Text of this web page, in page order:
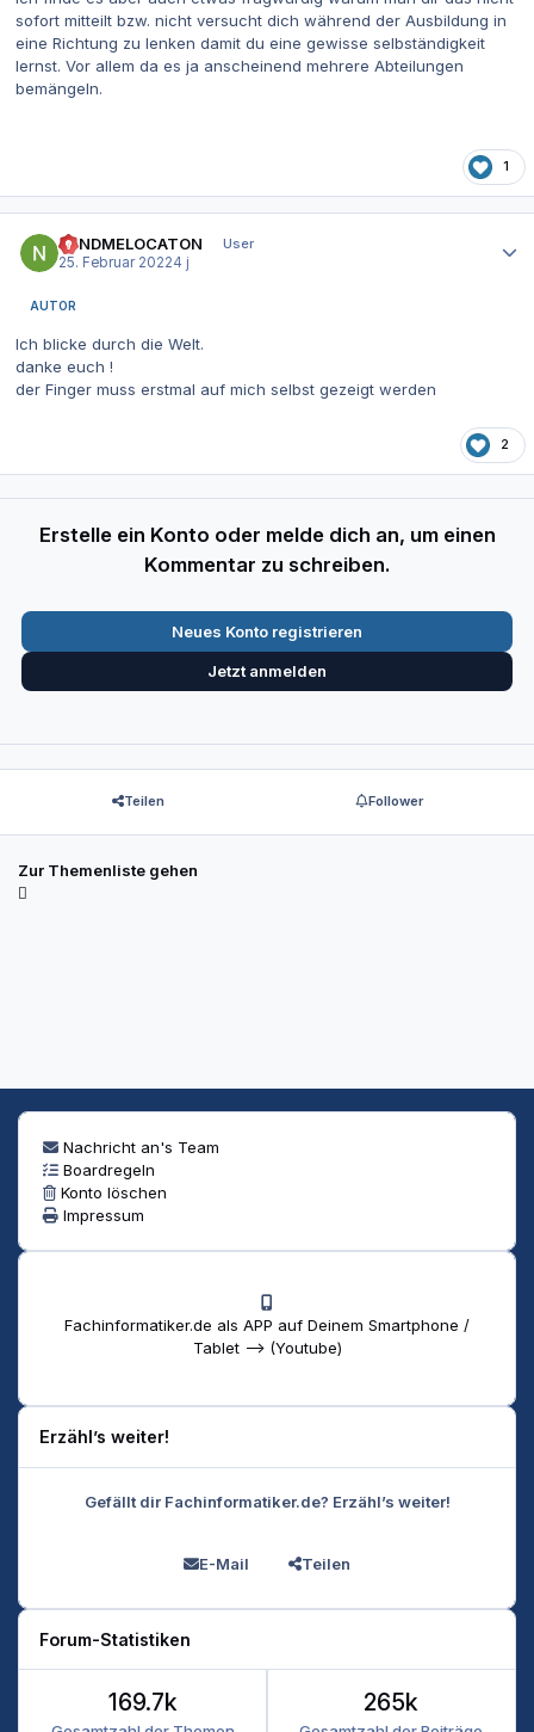
sofort mitteilt bzw. nicht versucht dich während der Ausbildung in
eine Richtung zu lenken damit du eine gewisse selbständigkeit
lernst. Vor allem da es ja anscheinend mehrere Abteilungen
bemängeln.
1
SENDMELOCATON
User
25. Februar 20224 j
AUTOR
Ich blicke durch die Welt.
danke euch !
der Finger muss erstmal auf mich selbst gezeigt werden
2
Erstelle ein Konto oder melde dich an, um einen
Kommentar zu schreiben.
Neues Konto registrieren
Jetzt anmelden
Teilen Follower
Zur Themenliste gehen
Nachricht an's Team
Boardregeln
Konto löschen
Impressum
Fachinformatiker.de als APP auf Deinem Smartphone /
Tablet --> (Youtube)
Erzähl’s weiter!
Gefällt dir Fachinformatiker.de? Erzähl’s weiter!
E-Mail Teilen
Forum-Statistiken
169.7k 265k